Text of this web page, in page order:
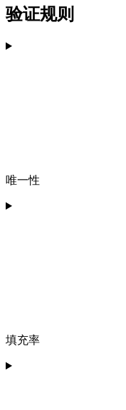
验证规则
唯一性
填充率